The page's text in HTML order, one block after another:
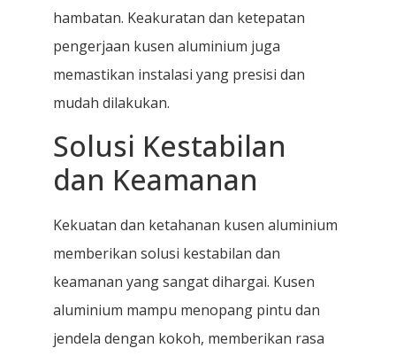
hambatan. Keakuratan dan ketepatan
pengerjaan kusen aluminium juga
memastikan instalasi yang presisi dan
mudah dilakukan.
Solusi Kestabilan
dan Keamanan
Kekuatan dan ketahanan kusen aluminium
memberikan solusi kestabilan dan
keamanan yang sangat dihargai. Kusen
aluminium mampu menopang pintu dan
jendela dengan kokoh, memberikan rasa